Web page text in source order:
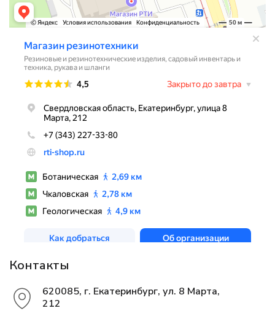
Контакты
620085, г. Екатеринбург, ул. 8 Марта,
212